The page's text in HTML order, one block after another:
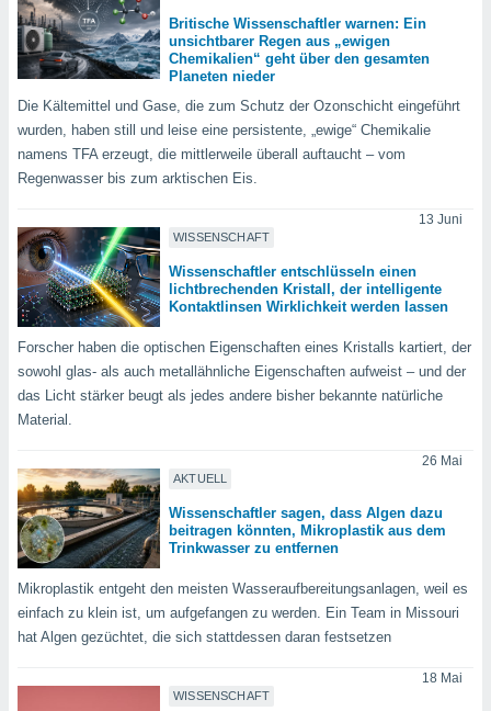
der
verfolgen
Ihnen
Inhalte
. Sie
jederzeit
Sie
der
sind,
Britische Wissenschaftler warnen: Ein
unsichtbarer Regen aus „ewigen
Chemikalien“ geht über den gesamten
Planeten nieder
Die Kältemittel und Gase, die zum Schutz der Ozonschicht eingeführt
wurden, haben still und leise eine persistente, „ewige“ Chemikalie
namens TFA erzeugt, die mittlerweile überall auftaucht – vom
Regenwasser bis zum arktischen Eis.
WISSENSCHAFT
13 Juni
Wissenschaftler entschlüsseln einen
lichtbrechenden Kristall, der intelligente
Kontaktlinsen Wirklichkeit werden lassen
Forscher haben die optischen Eigenschaften eines Kristalls kartiert, der
sowohl glas- als auch metallähnliche Eigenschaften aufweist – und der
das Licht stärker beugt als jedes andere bisher bekannte natürliche
Material.
AKTUELL
26 Mai
Wissenschaftler sagen, dass Algen dazu
beitragen könnten, Mikroplastik aus dem
Trinkwasser zu entfernen
Mikroplastik entgeht den meisten Wasseraufbereitungsanlagen, weil es
einfach zu klein ist, um aufgefangen zu werden. Ein Team in Missouri
hat Algen gezüchtet, die sich stattdessen daran festsetzen
WISSENSCHAFT
18 Mai